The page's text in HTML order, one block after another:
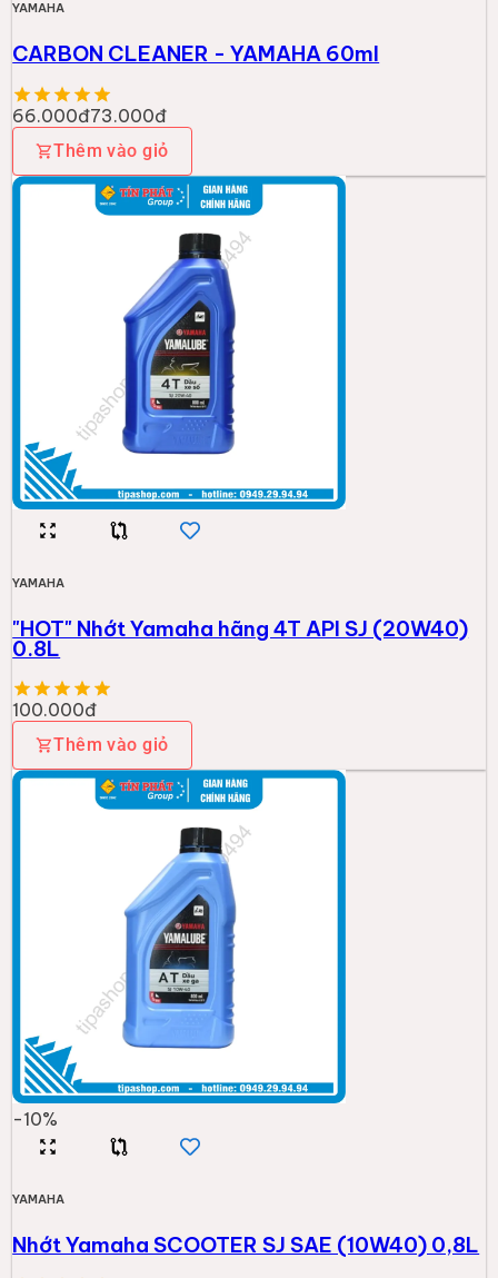
YAMAHA
CARBON CLEANER - YAMAHA 60ml
66.000đ73.000đ
Thêm vào giỏ
YAMAHA
"HOT" Nhớt Yamaha hãng 4T API SJ (20W40)
0.8L
100.000đ
Thêm vào giỏ
-10%
YAMAHA
Nhớt Yamaha SCOOTER SJ SAE (10W40) 0,8L